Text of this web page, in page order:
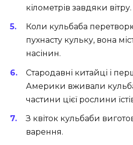
кілометрів завдяки вітру.
Коли кульбаба
пухнасту кульку, вона
насінин.
Стародавні китайці і
Америки вживали
частини цієї рослини
З квіток кульбаби
варення.